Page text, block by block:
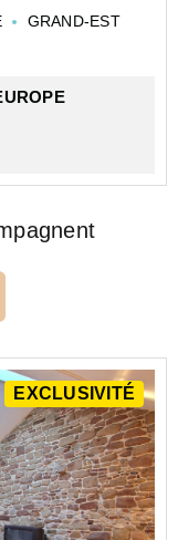
GRAND-EST
EXCLUSIVITÉ